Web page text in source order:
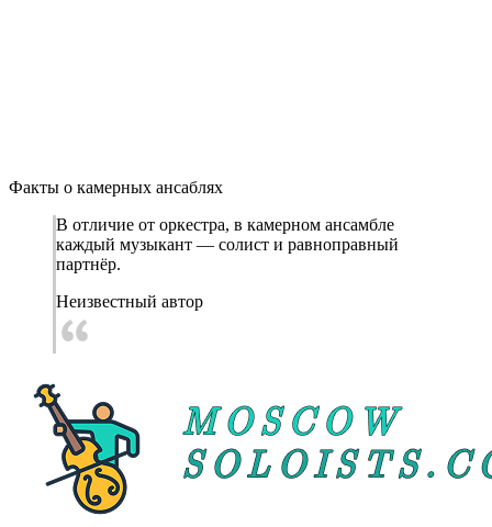
Факты о камерных ансаблях
В отличие от оркестра, в камерном ансамбле
каждый музыкант — солист и равноправный
партнёр.
Неизвестный автор